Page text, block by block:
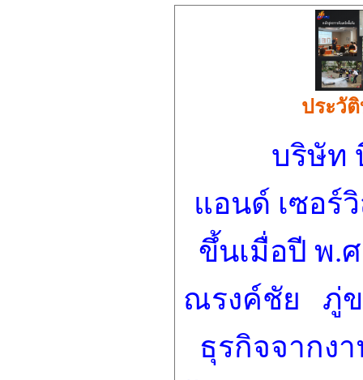
ประวั
บริษัท
แอนด์ เซอร์
ขึ้นเมื่อปี พ.
ณรงค์ชัย ภู่ข
ธุรกิจจากง